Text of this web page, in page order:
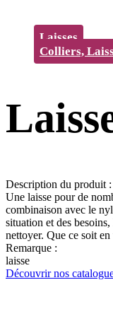
Laisses
Colliers,
Description du produit :
Une laisse pour de
combinaison avec le
situation et des
nettoyer. Que ce soit
Remarque :
laisse
Découvrir nos